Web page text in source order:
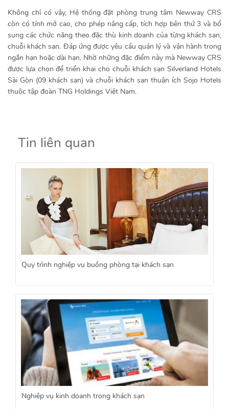
Không chỉ có vậy, Hệ thống đặt phòng trung tâm Newway CRS
còn có tính mở cao, cho phép nâng cấp, tích hợp bên thứ 3 và bổ
sung các chức năng theo đặc thù kinh doanh của từng khách sạn,
chuỗi khách sạn. Đáp ứng được yêu cầu quản lý và vận hành trong
ngắn hạn hoặc dài hạn. Nhờ những đặc điểm này mà Newway CRS
được lựa chọn để triển khai cho chuỗi khách sạn Silverland Hotels
Sài Gòn (09 khách sạn) và chuỗi khách sạn thuận ích Sojo Hotels
thuộc tập đoàn TNG Holdings Việt Nam.
Tin liên quan
Quy trình nghiệp vụ buồng phòng tại khách sạn
Nghiệp vụ kinh doanh trong khách sạn